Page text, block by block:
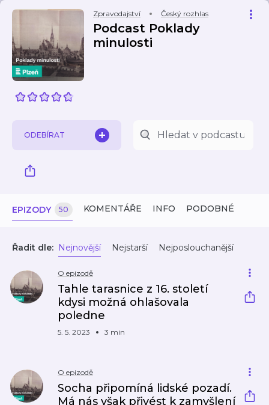
Zpravodajství Český rozhlas
Podcast Poklady
minulosti
ODEBÍRAT
EPIZODY 50 KOMENTÁŘE INFO PODOBNÉ
Řadit dle: Nejnovější Nejstarší Nejposlouchanější
O epizodě
Tahle tarasnice z 16. století
kdysi možná ohlašovala
poledne
5. 5. 2023 3 min
O epizodě
Socha připomíná lidské pozadí.
Má nás však přivést k zamyšlení